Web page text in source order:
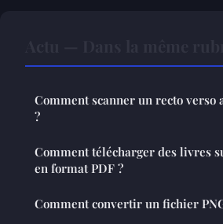
Comment scanner un recto verso
?
Comment télécharger des livres
en format PDF ?
Comment convertir un fichier